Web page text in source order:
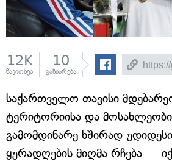
12K
წაკითხვა
10
გაზიარება
საქართველო თავისი
ტერიტორიისა და
გამომდინარე ხშირად
ყურადღების მიღმა რჩება —